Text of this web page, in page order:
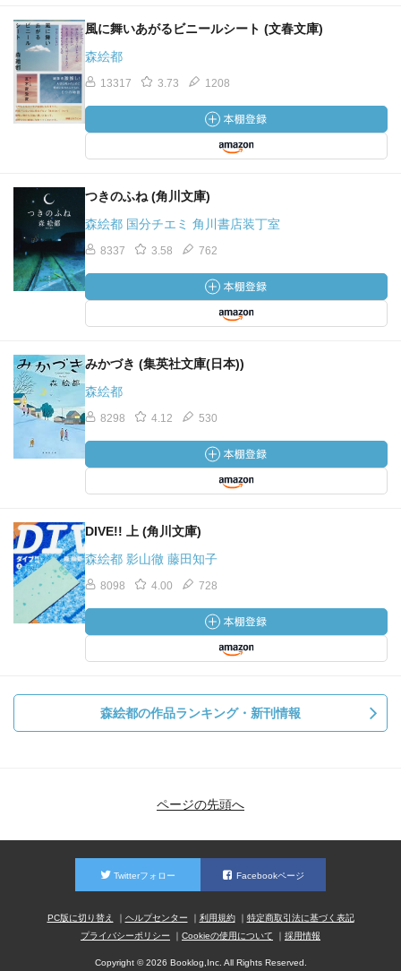
風に舞いあがるビニールシート (文春文庫)
森絵都
13317 3.73 1208
つきのふね (角川文庫)
森絵都 国分チエミ 角川書店装丁室
8337 3.58 762
みかづき (集英社文庫(日本))
森絵都
8298 4.12 530
DIVE!! 上 (角川文庫)
森絵都 影山徹 藤田知子
8098 4.00 728
森絵都の作品ランキング・新刊情報
ページの先頭へ
Twitterフォロー Facebookページ
PC版に切り替え ヘルプセンター 利用規約
特定商取引法に基づく表記
プライバシーポリシー
Cookieの使用について 採用情報
Copyright © 2026 Booklog,Inc. All Rights Reserved.